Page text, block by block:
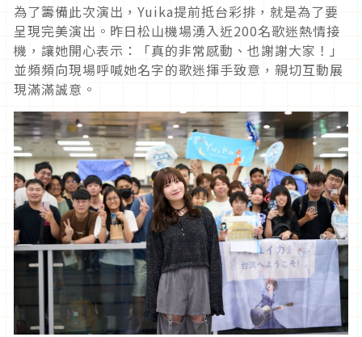
為了籌備此次演出，Yuika提前抵台彩排，就是為了要
呈現完美演出。昨日松山機場湧入近200名歌迷熱情接
機，讓她開心表示：「真的非常感動、也謝謝大家！」
並頻頻向現場呼喊她名字的歌迷揮手致意，親切互動展
現滿滿誠意。